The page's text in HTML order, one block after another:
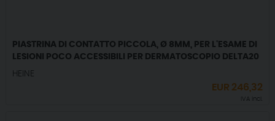
PIASTRINA DI CONTATTO PICCOLA, Ø 8MM, PER L'ESAME DI
LESIONI POCO ACCESSIBILI PER DERMATOSCOPIO DELTA20
HEINE
EUR 246,32
IVA incl.